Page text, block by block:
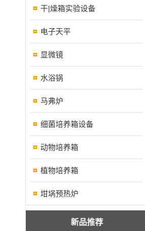
干|燥箱实验设备
电子天平
显微镜
水浴锅
马弗炉
细菌培养箱设备
动物培养箱
植物培养箱
坩埚预热炉
新品推荐